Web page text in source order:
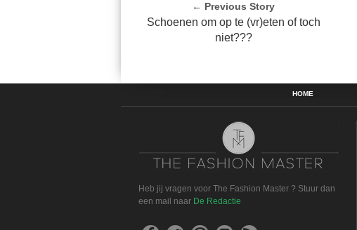
← Previous Story
Schoenen om op te (vr)eten of toch
niet???
HOME
Heb jij vragen voor The Fashion Master ? Stuur dan
een mail naar De Redactie